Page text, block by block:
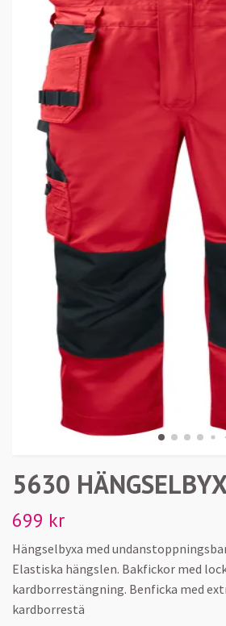
5630
699 kr
Hängselbyxa med
Elastiska hängslen. Bakfickor med
kardborrestängning. Benficka med
kardborrestä